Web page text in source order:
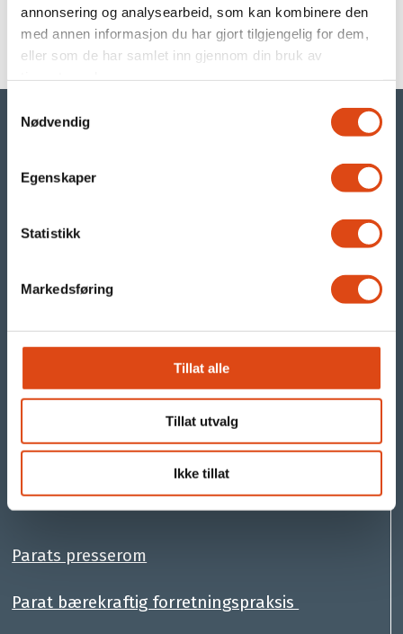
annonsering og analysearbeid, som kan kombinere den
med annen informasjon du har gjort tilgjengelig for dem,
eller som de har samlet inn gjennom din bruk av
Nødvendig
Egenskaper
Statistikk
Markedsføring
Tillat alle
Tillat utvalg
Ikke tillat
PARAT KOMPETANSE
Org.nr. 971 480 270
For arbeidsgivere -
Parats presserom
Parat bærekraftig forretningspraksis